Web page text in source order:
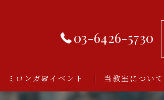
03-6426-5730
ミロンガ&イベント 当教室について